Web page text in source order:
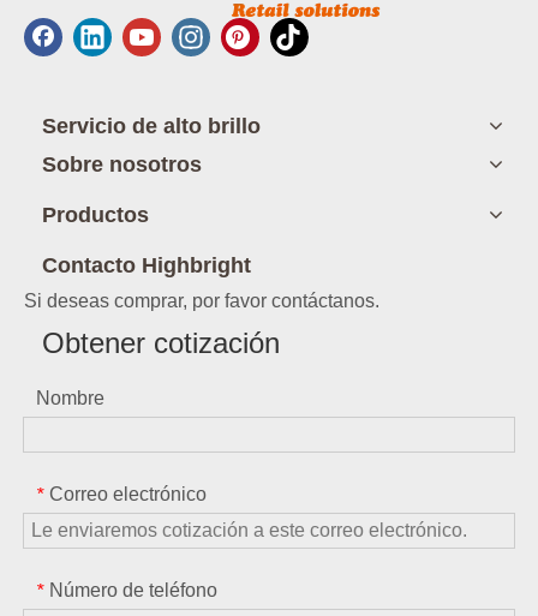
Servicio de alto brillo
Sobre nosotros
Productos
Contacto Highbright
Si deseas comprar, por favor contáctanos.
Obtener cotización
Nombre
* Correo electrónico
* Número de teléfono